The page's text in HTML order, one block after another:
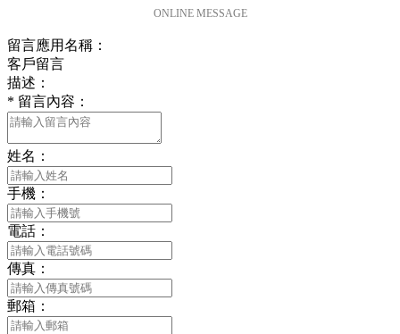
ONLINE MESSAGE
留言應用名稱：
客戶留言
描述：
* 留言內容：
姓名：
手機：
電話：
傳真：
郵箱：